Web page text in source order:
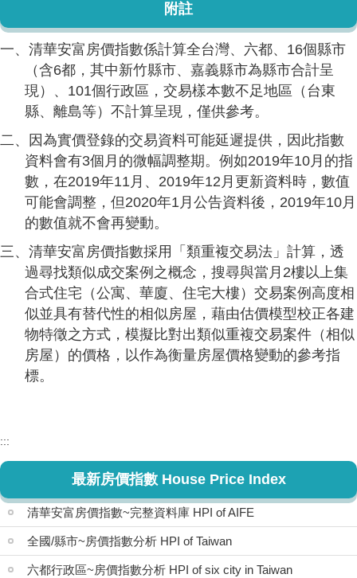
附註
一、清華安富房價指數係計算全台灣、六都、16個縣市
（含6都，其中新竹縣市、嘉義縣市為縣市合計呈
現）、101個行政區，交易樣本數不足地區（台東
縣、離島等）不計算呈現，僅供參考。
二、因為實價登錄的交易資料可能延遲提供，因此指數
資料會有3個月的微幅調整期。例如2019年10月的指
數，在2019年11月、2019年12月更新資料時，數值
可能會調整，但2020年1月公告資料後，2019年10月
的數值就不會再變動。
三、清華安富房價指數採用「類重複交易法」計算，透
過尋找類似成交案例之概念，搜尋與當月2樓以上集
合式住宅（公寓、華廈、住宅大樓）交易案例高度相
似並具有替代性的相似房屋，藉由估價模型校正各建
物特徵之方式，模擬比對出類似重複交易案件（相似
房屋）的價格，以作為衡量房屋價格變動的參考指
標。
:::
最新房價指數 House Price Index
清華安富房價指數~完整資料庫 HPI of AIFE
全國/縣市~房價指數分析 HPI of Taiwan
六都行政區~房價指數分析 HPI of six city in Taiwan